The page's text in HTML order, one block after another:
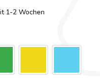
1-2 Wochen